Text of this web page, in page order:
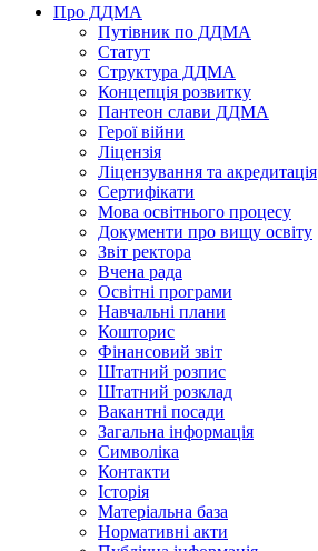
Про ДДМА
Путівник по ДДМА
Статут
Структура ДДМА
Концепція розвитку
Пантеон слави ДДМА
Герої війни
Ліцензія
Ліцензування та акредитація
Сертифікати
Мова освітнього процесу
Документи про вищу освіту
Звіт ректора
Вчена рада
Освітні програми
Навчальні плани
Кошторис
Фінансовий звіт
Штатний розпис
Штатний розклад
Вакантні посади
Загальна інформація
Символіка
Контакти
Історія
Матеріальна база
Нормативні акти